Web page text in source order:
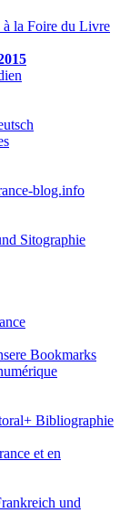
la Foire du Livre
blog.info
Sitographie
Bookmarks
Bibliographie
et en
und